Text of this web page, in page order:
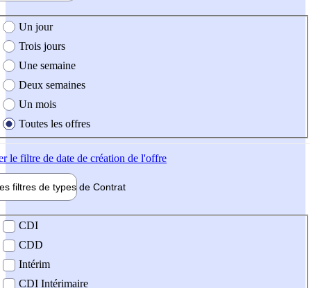
création de l'offre
Un jour
Trois jours
Une semaine
Deux semaines
Un mois
Toutes les offres
le filtre de date de création de l'offre
filtres de types de Contrat
contrat
CDI
CDD
Intérim
CDI Intérimaire